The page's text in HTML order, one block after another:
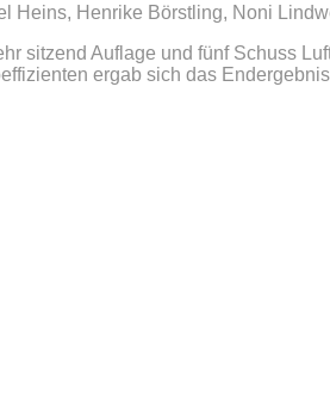
Heins, Henrike Börstling, Noni
sitzend Auflage und fünf Schuss
ergab sich das